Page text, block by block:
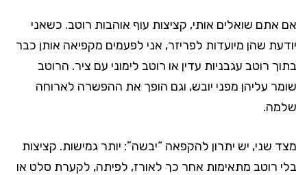
אם אתם שואלים אותי, קציצות עוף אוהבות רוטב. כשאני
יודעת שהן מיועדות לפריזר, אני לפעמים מקפיאה אותן כבר
בתוך רוטב עגבניות עדין או רוטב לימוני עם ציר. הרוטב
שומר עליהן מפני יובש, וגם הופך את ההפשרה לארוחה
שלמה.
מצד שני, יש יתרון להקפאה “יבשה”: יותר גמישות. קציצות
בלי רוטב מתאימות אחר כך לאורז, לפיתה, לקערת סלט או